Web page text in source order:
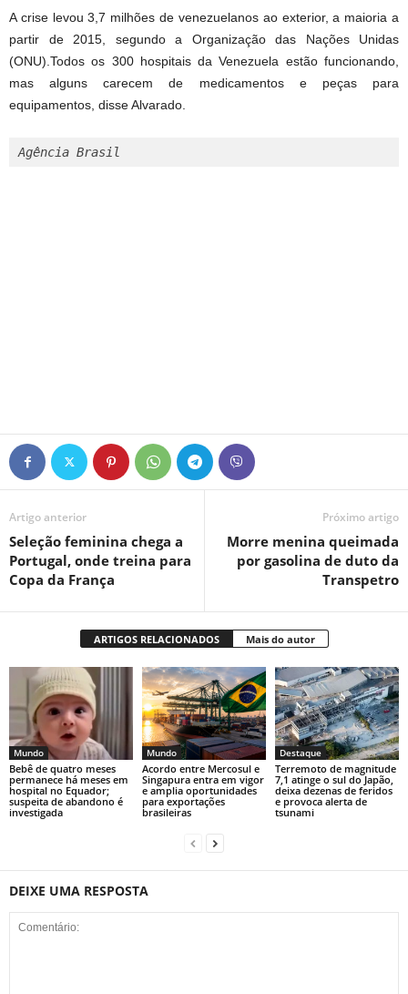
A crise levou 3,7 milhões de venezuelanos ao exterior, a maioria a
partir de 2015, segundo a Organização das Nações Unidas
(ONU).Todos os 300 hospitais da Venezuela estão funcionando,
mas alguns carecem de medicamentos e peças para
equipamentos, disse Alvarado.
Agência Brasil
Artigo anterior
Seleção feminina chega a
Portugal, onde treina para
Copa da França
Próximo artigo
Morre menina queimada
por gasolina de duto da
Transpetro
ARTIGOS RELACIONADOS Mais do autor
Mundo
Bebê de quatro meses
permanece há meses em
hospital no Equador;
suspeita de abandono é
investigada
Mundo
Acordo entre Mercosul e
Singapura entra em vigor
e amplia oportunidades
para exportações
brasileiras
Destaque
Terremoto de magnitude
7,1 atinge o sul do Japão,
deixa dezenas de feridos
e provoca alerta de
tsunami
DEIXE UMA RESPOSTA